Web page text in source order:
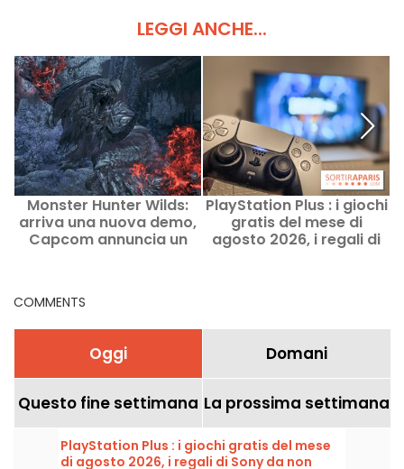
LEGGI ANCHE...
Monster Hunter Wilds:
arriva una nuova demo,
Capcom annuncia un
PlayStation Plus : i giochi
gratis del mese di
agosto 2026, i regali di
COMMENTS
Oggi Domani
Questo fine settimana La prossima settimana
PlayStation Plus : i giochi gratis del mese
di agosto 2026, i regali di Sony da non